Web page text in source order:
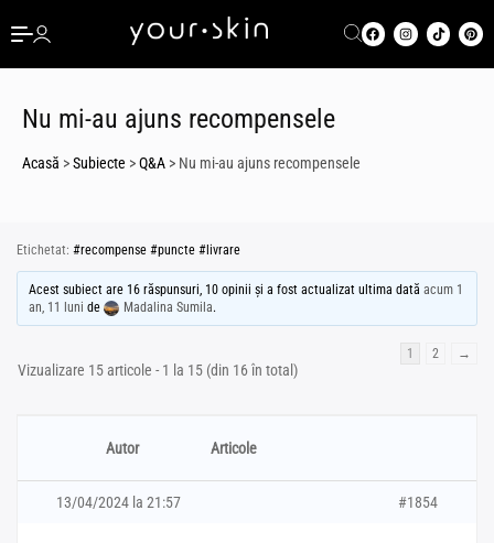
Nu mi-au ajuns recompensele
Acasă >Subiecte >Q&A > Nu mi-au ajuns recompensele
Etichetat: #recompense #puncte #livrare
Acest subiect are 16 răspunsuri, 10 opinii și a fost actualizat ultima datăacum 1
an, 11 luni de Madalina Sumila.
Vizualizare 15 articole - 1 la 15 (din 16 în total)
1 2 →
Autor Articole
13/04/2024 la 21:57 #1854